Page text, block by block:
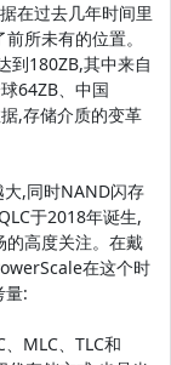
在过去几年时间里
所未有的位置。
到180ZB,其中来自
64ZB、中国
,存储介质的变革
,同时NAND闪存
于2018年诞生,
的高度关注。在戴
在这个时
量:
MLC、TLC和